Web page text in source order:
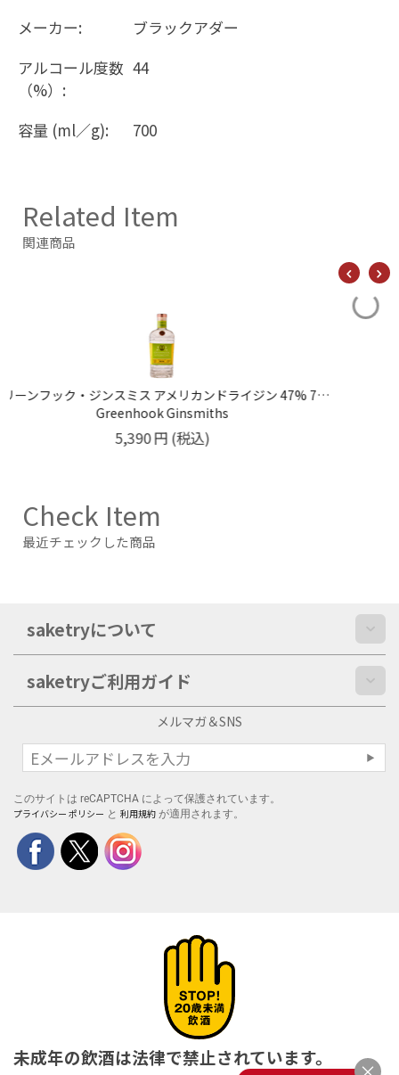
メーカー:
ブラックアダー
アルコール度数
（%）:
44
容量 (ml／g): 700
Related Item
関連商品
野沢温泉蒸留所 イワイジン 42% 500m
野沢温泉蒸留所
4,850円(税込)
Check Item
最近チェックした商品
saketryについて
saketryご利用ガイド
メルマガ＆SNS
このサイトは reCAPTCHA によって保護されています。
プライバシー ポリシー と 利用規約 が適用されます。
未成年の飲酒は法律で禁止されています。